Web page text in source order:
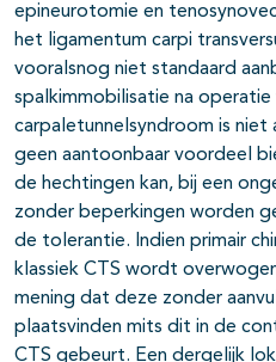
epineurotomie en
het ligamentum carpi
vooralsnog niet standaard
spalkimmobilisatie na operatie
carpaletunnelsyndroom is niet
geen aantoonbaar voordeel
de hechtingen kan, bij een
zonder beperkingen worden
de tolerantie. Indien primair
klassiek CTS wordt
mening dat deze zonder
plaatsvinden mits dit in de
CTS gebeurt. Een dergelijk